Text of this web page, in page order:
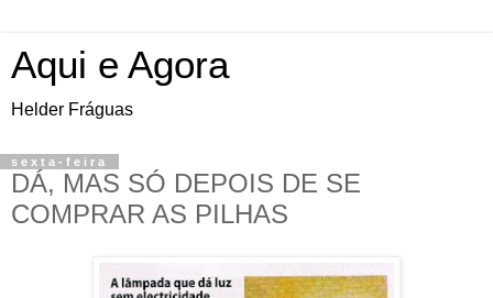
Aqui e Agora
Helder Fráguas
sexta-feira
DÁ, MAS SÓ DEPOIS DE SE
COMPRAR AS PILHAS